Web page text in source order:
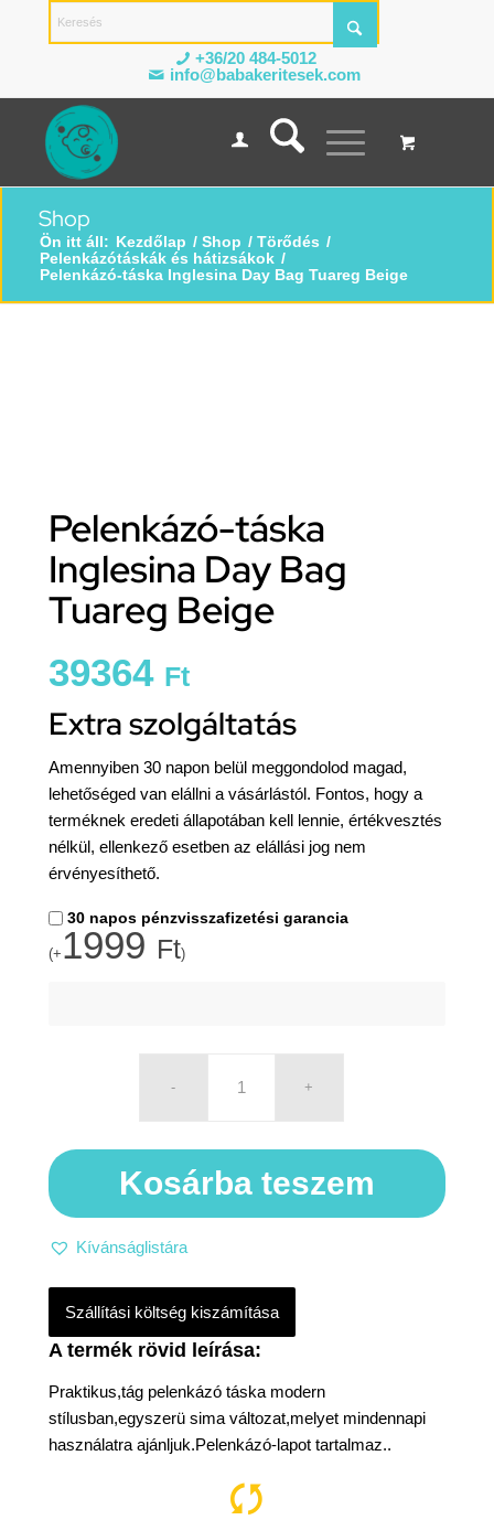
+36/20 484-5012
info@babakeritesek.com
Shop
Ön itt áll: Kezdőlap / Shop / Törődés /
Pelenkázótáskák és hátizsákok /
Pelenkázó-táska Inglesina Day Bag Tuareg Beige
Pelenkázó-táska
Inglesina Day Bag
Tuareg Beige
39364 Ft
Praktikus,tág pelenkázó táska modern
stílusban,egyszerü sima változat,melyet mindennapi
használatra ajánljuk.Pelenkázó-lapot tartalmaz..
Extra szolgáltatás
Amennyiben 30 napon belül meggondolod magad,
lehetőséged van elállni a vásárlástól. Fontos, hogy a
terméknek eredeti állapotában kell lennie, értékvesztés
nélkül, ellenkező esetben az elállási jog nem
érvényesíthető.
30 napos pénzvisszafizetési garancia
(+ 1999 Ft)
Kosárba teszem
Kívánságlistára
Szállítási költség kiszámítása
